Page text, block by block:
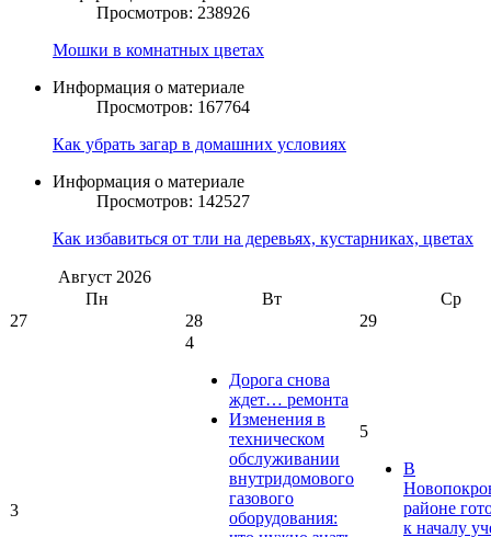
Просмотров: 238926
Мошки в комнатных цветах
Информация о материале
Просмотров: 167764
Как убрать загар в домашних условиях
Информация о материале
Просмотров: 142527
Как избавиться от тли на деревьях, кустарниках, цветах
Август 2026
Пн
Вт
Ср
27
28 29
3
4
Дорога снова
ждет… ремонта
Изменения в
техническом
обслуживании
внутридомового
газового
оборудования:
5
В
районе
к началу